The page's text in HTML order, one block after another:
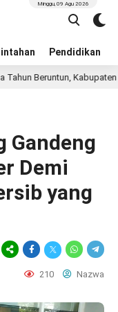
Pendidikan
Minggu, 09 Agu 2026
Kabupaten
Gandeng
Demi
yang
210 Nazwa